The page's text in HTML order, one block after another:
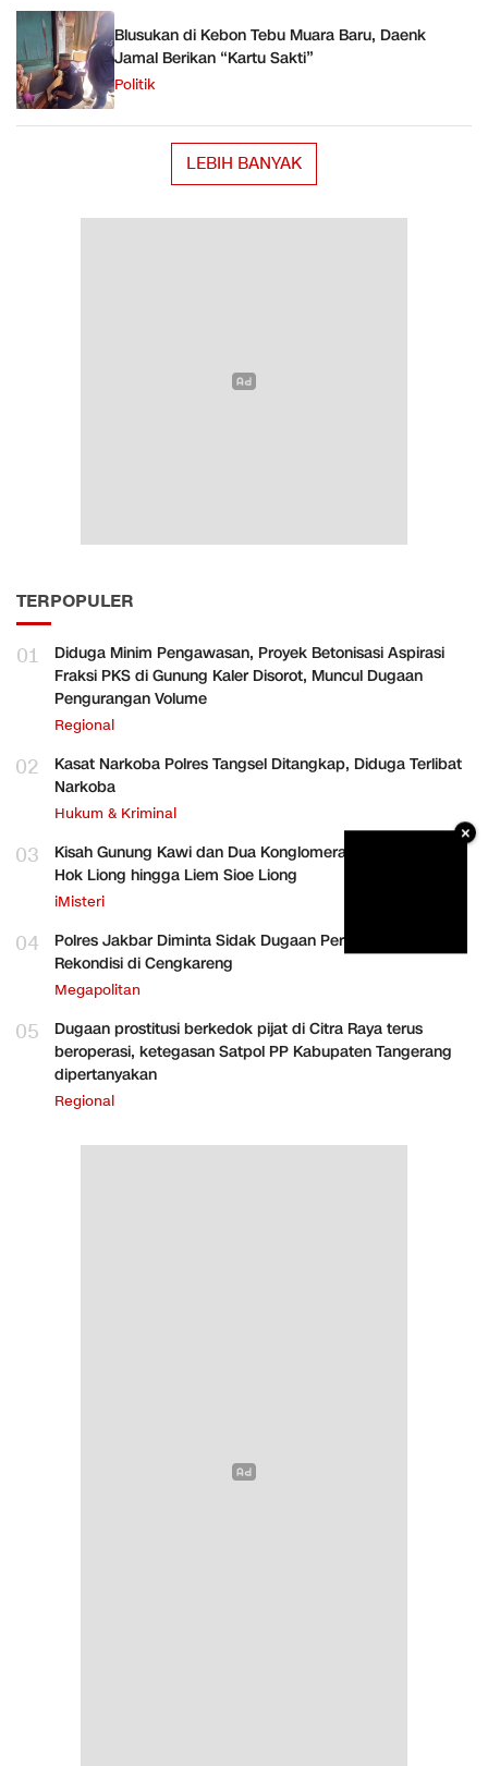
Blusukan di Kebon Tebu Muara Baru, Daenk
Jamal Berikan “Kartu Sakti”
Politik
LEBIH BANYAK
TERPOPULER
01
Diduga Minim Pengawasan, Proyek Betonisasi Aspirasi
Fraksi PKS di Gunung Kaler Disorot, Muncul Dugaan
Pengurangan Volume
Regional
02
Kasat Narkoba Polres Tangsel Ditangkap, Diduga Terlibat
Narkoba
Hukum & Kriminal
03
Kisah Gunung Kawi dan Dua Konglomerat Indonesia Ong
Hok Liong hingga Liem Sioe Liong
iMisteri
04
Polres Jakbar Diminta Sidak Dugaan Perakitan HP
Rekondisi di Cengkareng
Megapolitan
05
Dugaan prostitusi berkedok pijat di Citra Raya terus
beroperasi, ketegasan Satpol PP Kabupaten Tangerang
dipertanyakan
Regional
×